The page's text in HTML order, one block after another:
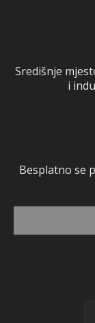
Središnje
i
Besplatno se